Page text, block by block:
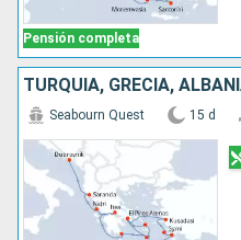
Pensión completa
TURQUÍA, GRECIA,
Seabourn Quest 15 d